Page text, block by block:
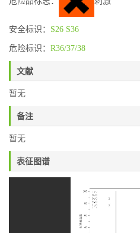
安全标识： S26 S36
危险标识： R36/37/38
文献
暂无
备注
暂无
表征图谱